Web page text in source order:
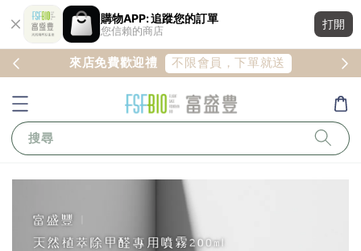
購物APP: 追蹤您的訂單
您信賴的商店
打開
首次下單免運券 LINE好友限定
搜尋